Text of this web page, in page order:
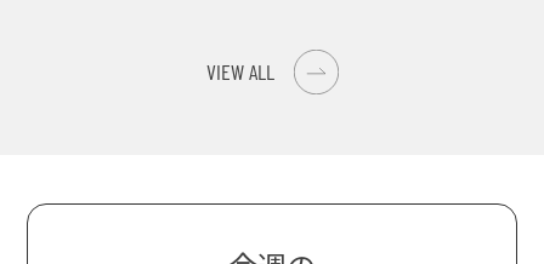
VIEW ALL